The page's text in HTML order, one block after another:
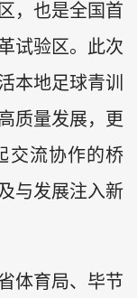
，也是全国首
试验区。此次
本地足球青训
质量发展，更
交流协作的桥
与发展注入新
体育局、毕节